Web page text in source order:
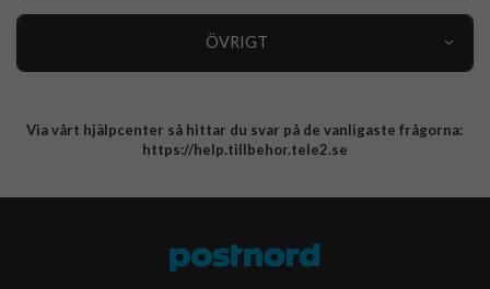
ÖVRIGT
Integritetspolicy
Via vårt hjälpcenter så hittar du svar på de vanligaste frågorna:
https://help.tillbehor.tele2.se